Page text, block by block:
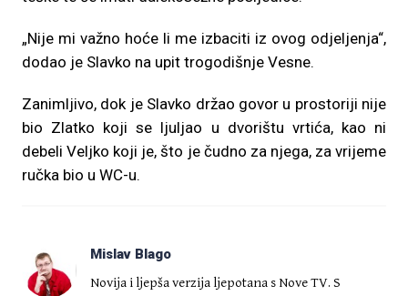
„Nije mi važno hoće li me izbaciti iz ovog odjeljenja“,
dodao je Slavko na upit trogodišnje Vesne.
Zanimljivo, dok je Slavko držao govor u prostoriji nije
bio Zlatko koji se ljuljao u dvorištu vrtića, kao ni
debeli Veljko koji je, što je čudno za njega, za vrijeme
ručka bio u WC-u.
Mislav Blago
Novija i ljepša verzija ljepotana s Nove TV. S